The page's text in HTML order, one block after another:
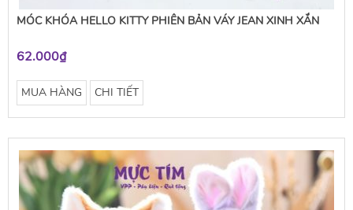
MÓC KHÓA HELLO KITTY PHIÊN BẢN VÁY JEAN XINH XẮN
62.000₫
MUA HÀNG CHI TIẾT